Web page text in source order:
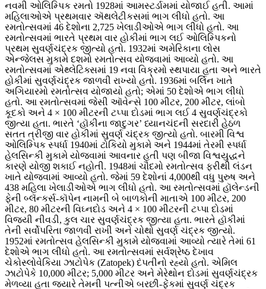
નવમી ઓલિમ્પિક રમતો 1928માં આમસ્ટર્ડામમાં યોજાઈ હતી. આમાં
મહિલાઓએ પ્રથમવાર ઍથલેટીકસમાં ભાગ લીધો હતો. આ
રમતોત્સવમાં 46 દેશોના 2,725 ખેલાડીઓએ ભાગ લીધો હતો. આ
રમતોત્સવમાં ભારતે પ્રથમ વાર હોકીમાં ભાગ લઈ ઓલિમ્પિકનો
પ્રથમ સુવર્ણચંદ્રક જીત્યો હતો. 1932માં અમેરિકાના લોસ
એન્જેલસ મુકામે દશમો રમતોત્સવ યોજવામાં આવ્યો હતો. આ
રમતોત્સવમાં એથ્લેટિક્સમાં 19 નવા વિક્રમો સ્થપાયા હતા અને ભારતે
હોકીમાં સુવર્ણચંદ્રક જાળવી રાખ્યો હતો. 1936માં બર્લિન ખાતે
અગિયારમો રમતોત્સવ યોજાયો હતો; એમાં 50 દેશોએ ભાગ લીધો
હતો. આ રમતોત્સવમાં જેસી ઑવેન્સે 100 મીટર, 200 મીટર, લાંબો
કૂદકો અને 4 × 100 મીટરની ટપ્પા દોડમાં ભાગ લઈ 4 સુવર્ણચંદ્રકો
જીત્યા હતા. ભારતે ‘હૉકીના જાદુગર’ ધ્યાનચંદની સરદારી હેઠળ
સતત ત્રીજી વાર હોકીમાં સુવર્ણ ચંદ્રક જીત્યો હતો. બારમી વિશ્વ
ઓલિમ્પિક સ્પર્ધા 1940માં ટોકિયો મુકામે અને 1944માં તેરમી સ્પર્ધા
હેલસિન્કી મુકામે યોજવામાં આવનાર હતી પણ બીજા વિશ્વયુદ્ધને
કારણે યોજી શકાઈ નહોતી. 1948માં ચૌદમો રમતોત્સવ ફરીથી લંડન
ખાતે યોજવામાં આવ્યો હતો. જેમાં 59 દેશોનાં 4,000થી વધુ પુરુષ અને
438 મહિલા ખેલાડીઓએ ભાગ લીધો હતો. આ રમતોત્સવમાં હૉલેન્ડની
ફેની બ્લૅન્કર્સ-કૉપેન નામની બે બાળકોની માતાએ 100 મીટર, 200
મીટર, 80 મીટરની વિઘ્નદોડ અને 4 × 100 મીટરની ટપ્પા દોડમાં
વિજયી નીવડી, કુલ ચાર સુવર્ણચંદ્રક જીત્યા હતા. ભારતે હૉકીમાં
તેની સર્વોપરિતા જાળવી રાખી અને ચોથો સુવર્ણ ચંદ્રક જીત્યો.
1952માં રમતોત્સવ હેલસિન્કી મુકામે યોજવામાં આવ્યો ત્યારે તેમાં 61
દેશોએ ભાગ લીધો હતો. આ રમતોત્સવમાં સર્વશ્રેષ્ઠ દેખાવ
ચેકોસ્લોવેકિયા ઝાટોપેક (Zatopek) દંપતીનો રહ્યો હતો. એમિલ
ઝાટોપેકે 10,000 મીટર; 5,000 મીટર અને મેરેથોન દોડમાં સુવર્ણચંદ્રક
મેળવ્યા હતા જ્યારે તેમની પત્નીએ બરછી-ફેંકમાં સુવર્ણ ચંદ્રક